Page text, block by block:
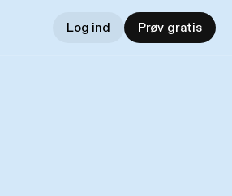
Log ind Prøv gratis